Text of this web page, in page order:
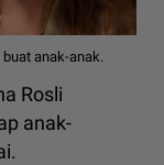
anak-anak.
Rosli
anak-